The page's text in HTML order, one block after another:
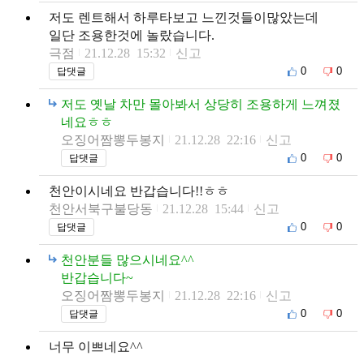
저도 렌트해서 하루타보고 느낀것들이많았는데
일단 조용한것에 놀랐습니다.
극점
21.12.28 15:32 신고
답댓글 0 0
저도 옛날 차만 몰아봐서 상당히 조용하게 느껴졌
네요ㅎㅎ
오징어짬뽕두봉지
21.12.28 22:16 신고
답댓글 0 0
천안이시네요 반갑습니다!!ㅎㅎ
천안서북구불당동
21.12.28 15:44 신고
답댓글 0 0
천안분들 많으시네요^^
반갑습니다~
오징어짬뽕두봉지
21.12.28 22:16 신고
답댓글 0 0
너무 이쁘네요^^